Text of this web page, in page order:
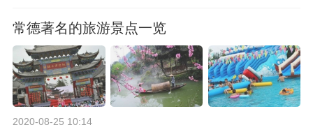
常德著名的旅游景点一览
2020-08-25 10:14